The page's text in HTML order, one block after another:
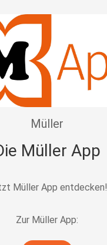
Müller
Müller App
Müller App entdecken!
Zur Müller App: